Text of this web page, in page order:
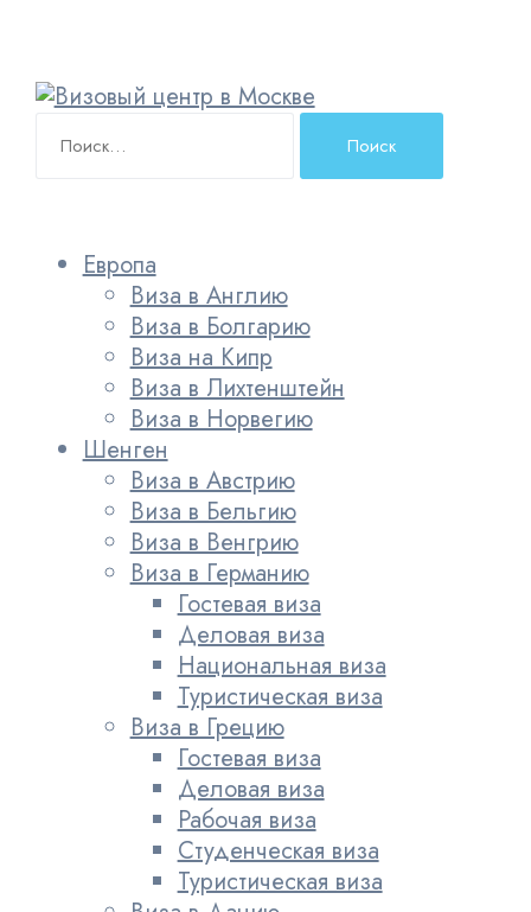
Европа
Виза в Англию
Виза в Болгарию
Виза на Кипр
Виза в Лихтенштейн
Виза в Норвегию
Шенген
Виза в Австрию
Виза в Бельгию
Виза в Венгрию
Виза в Германию
Гостевая виза
Деловая виза
Национальная виза
Туристическая виза
Виза в Грецию
Гостевая виза
Деловая виза
Рабочая виза
Студенческая виза
Туристическая виза